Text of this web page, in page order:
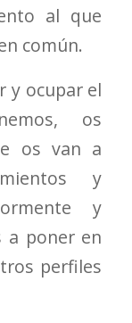
al que
común.
y ocupar el
os
os van a
y
y
a poner en
perfiles